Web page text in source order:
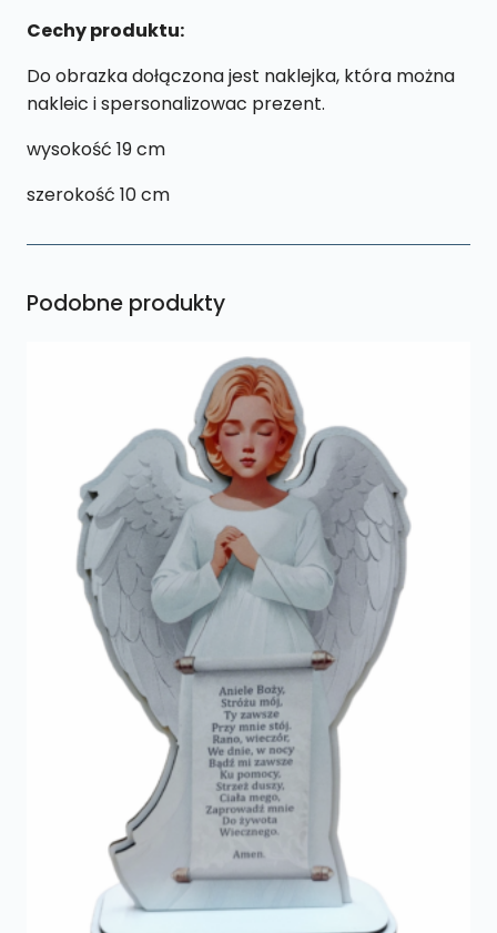
Cechy produktu:
Do obrazka dołączona jest naklejka, która można
nakleic i spersonalizowac prezent.
wysokość 19 cm
szerokość 10 cm
Podobne produkty